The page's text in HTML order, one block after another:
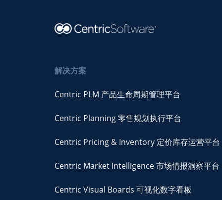
解决方案
Centric PLM 产品生命周期管理平台
Centric Planning 零售规划执行平台
Centric Pricing & Inventory 定价库存运营平台
Centric Market Intelligence 市场情报洞察平台
Centric Visual Boards 可视化数字看板